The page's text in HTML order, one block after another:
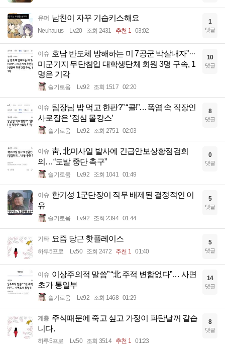
유머 남친이 자꾸 기습키스해요
Neuhauus Lv.20 조회 2431 추천 1 03:02
1
댓글
이슈 호남 반도체 방해하는 미 7공군 박살내자”···
미군기지 무단침입 대학생단체 회원 3명 구속, 1
명은 기각
슬기로움 Lv.92 조회 1517 02:20
10
댓글
이슈 팀장님 밥 먹고 한판?” “콜!”…폭염 속 직장인
사로잡은 ‘점심 몰캉스’
슬기로움 Lv.92 조회 2751 02:03
8
댓글
이슈 靑, 北미사일 발사에 긴급안보상황점검회
의…“도발 중단 촉구”
슬기로움 Lv.92 조회 1041 01:49
0
댓글
이슈 한기성 1군단장이 직무 배제된 결정적인 이
유
슬기로움 Lv.92 조회 2394 01:44
5
댓글
기타 요즘 당근 핫플레이스
하루5프로 Lv.50 조회 2472 추천 1 01:40
5
댓글
이슈 이상주의적 말씀” “北 주적 변함없다”… 사면
초가 통일부
슬기로움 Lv.92 조회 1468 01:29
14
댓글
계층 주식때문에 죽고 싶고 가정이 파탄날꺼 같습
니다.
하루5프로 Lv.50 조회 3514 추천 1 01:23
8
댓글